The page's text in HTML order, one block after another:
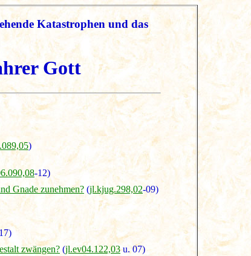
Katastrophen und das
Gott
)
-12)
Gnade zunehmen? (jl.kjug.298,02-09)
zwängen? (jl.ev04.122,03u. 07)